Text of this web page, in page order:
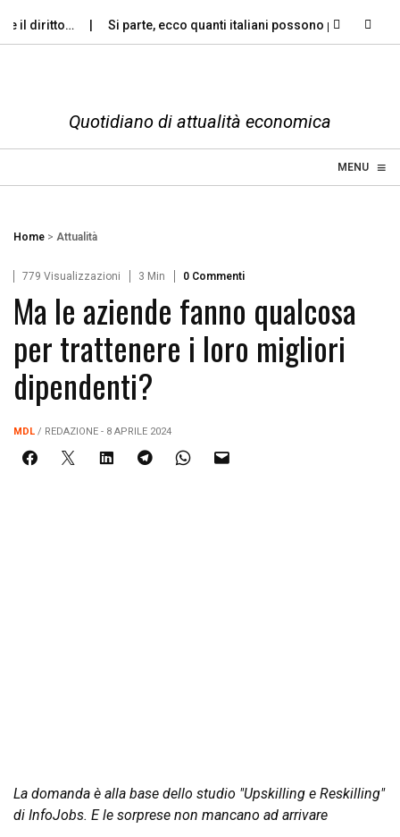
il diritto… Si parte, ecco quanti italiani possono permettersi
Quotidiano di attualità economica
MENU ≡
☰
Home > Attualità
779 Visualizzazioni 3 Min 0 Commenti
Ma le aziende fanno qualcosa
per trattenere i loro migliori
dipendenti?
MDL / REDAZIONE - 8 APRILE 2024
La domanda è alla base dello studio "Upskilling e Reskilling"
di InfoJobs. E le sorprese non mancano ad arrivare